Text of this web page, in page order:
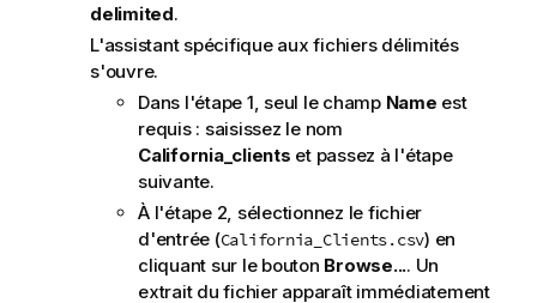
delimited.
L'assistant spécifique aux fichiers délimités
s'ouvre.
Dans l'étape 1, seul le champ Name est
requis : saisissez le nom
California_clients et passez à l'étape
suivante.
À l'étape 2, sélectionnez le fichier
d'entrée (California_Clients.csv) en
cliquant sur le bouton Browse.... Un
extrait du fichier apparaît immédiatement